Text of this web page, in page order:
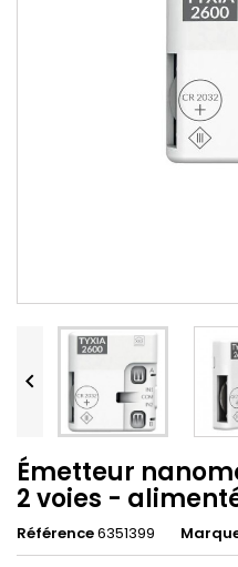

Émetteur
2 voies -
Référence6351399